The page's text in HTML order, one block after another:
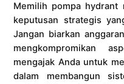
Memilih pompa hydrant
keputusan strategis
Jangan biarkan
mengkompromikan
mengajak Anda untuk
dalam membangun